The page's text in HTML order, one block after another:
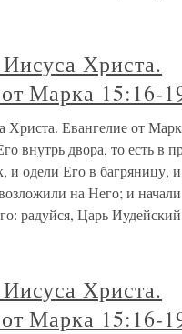
Христа.
Марка 15:16-
Христа. Евангелие от
внутрь двора, то есть в
и одели Его в багряницу,
на Него; и начали
радуйся, Царь
Христа.
Марка 15:16-